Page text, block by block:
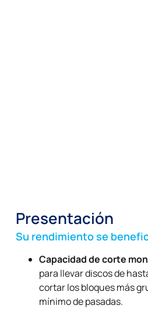
Presentación
Su rendimiento se
Capacidad de corte
para llevar discos de
cortar los bloques más
mínimo de pasadas.